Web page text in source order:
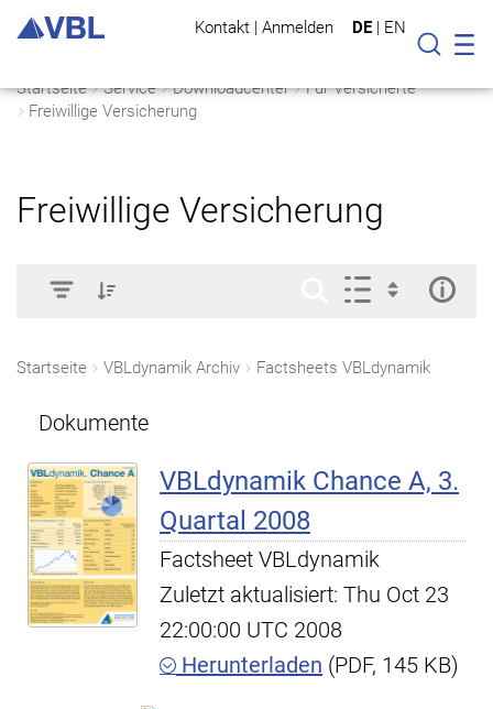
Kontakt | Anmelden DE | EN
Suche
Startseite Service Downloadcenter
Für Versicherte
Freiwillige Versicherung
Freiwillige Versicherung
Startseite VBLdynamik Archiv Factsheets VBLdynamik
Dokumente
VBLdynamik Chance A, 3.
Quartal 2008
Factsheet VBLdynamik
Zuletzt aktualisiert: Thu Oct 23
22:00:00 UTC 2008
Herunterladen (PDF, 145 KB)